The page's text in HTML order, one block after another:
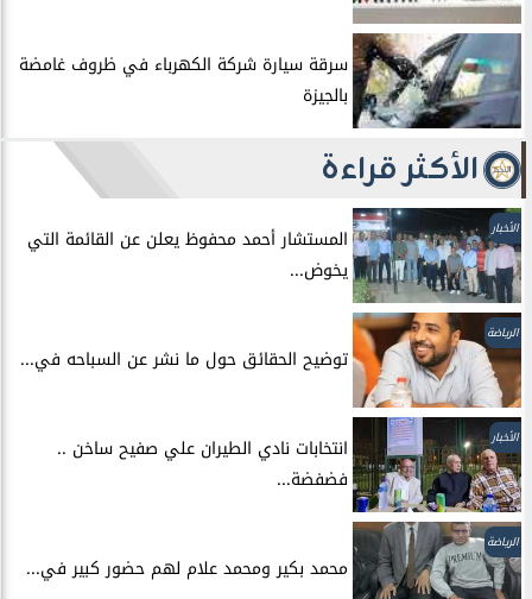
سرقة سيارة شركة الكهرباء في ظروف غامضة
بالجيزة
الأكثر قراءة
الأخبار
المستشار أحمد محفوظ يعلن عن القائمة التي
يخوض...
الرياضة
توضيح الحقائق حول ما نشر عن السباحه في...
الأخبار
انتخابات نادي الطيران علي صفيح ساخن ..
فضفضة...
الرياضة
محمد بكير ومحمد علام لهم حضور كبير في...